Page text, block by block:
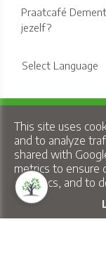
Praatcafé
jezelf?
Select Language
Privacy &
This site uses
and to analyze
shared with
metrics to ensure
statistics, and to